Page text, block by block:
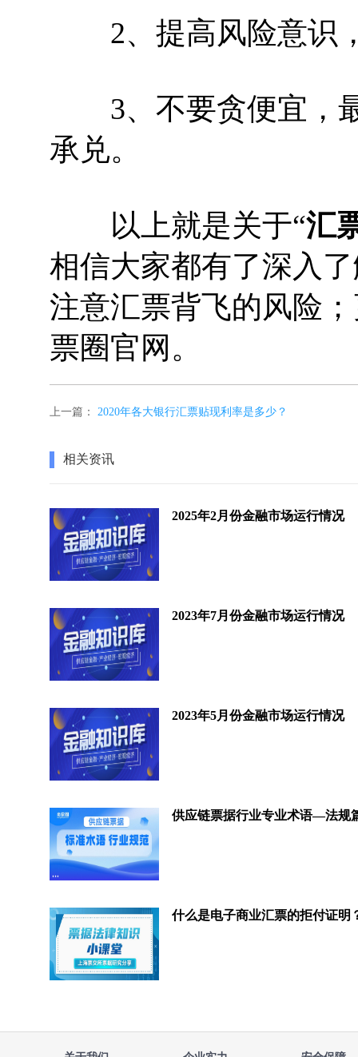
2、提高风险意识，
3、不要贪便宜，最
承兑。
以上就是关于“汇
相信大家都有了深入
注意汇票背飞的风险
票圈官网。
上一篇： 2020年各大银行汇票贴现利率是多少？
相关资讯
2025年2月份金融市场运行情况
2023年7月份金融市场运行情况
2023年5月份金融市场运行情况
供应链票据行业专业术语—法规